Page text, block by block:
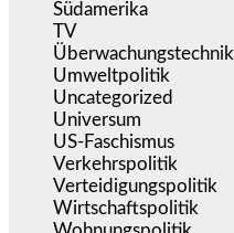
Südamerika
TV
Überwachungstechnik
Umweltpolitik
Uncategorized
Universum
US-Faschismus
Verkehrspolitik
Verteidigungspolitik
Wirtschaftspolitik